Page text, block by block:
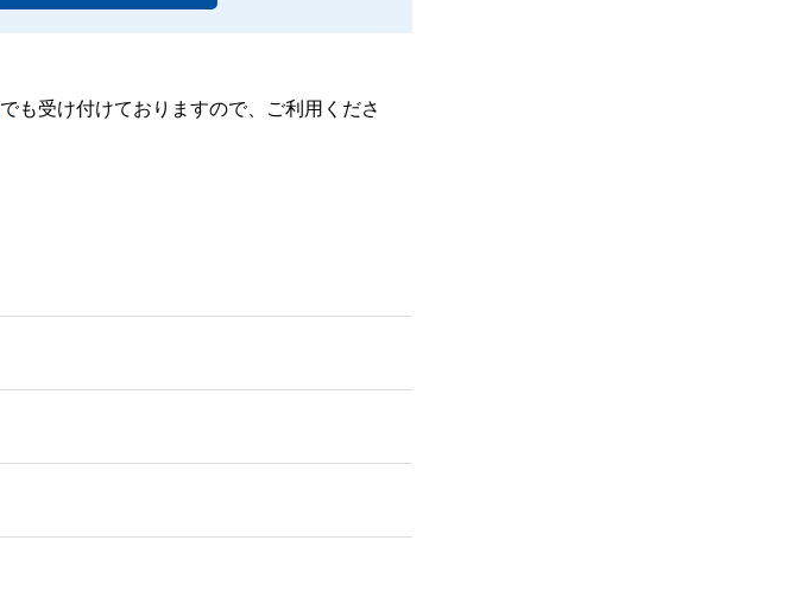
でも受け付けておりますので、ご利用くださ